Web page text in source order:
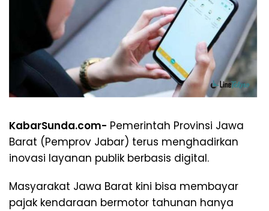
KabarSunda.com- Pemerintah Provinsi Jawa
Barat (Pemprov Jabar) terus menghadirkan
inovasi layanan publik berbasis digital.
Masyarakat Jawa Barat kini bisa membayar
pajak kendaraan bermotor tahunan hanya